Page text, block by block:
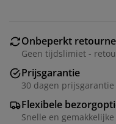
Onbeperkt
Geen tijdslimiet -
Prijsgarantie
30 dagen
Flexibele
Snelle en